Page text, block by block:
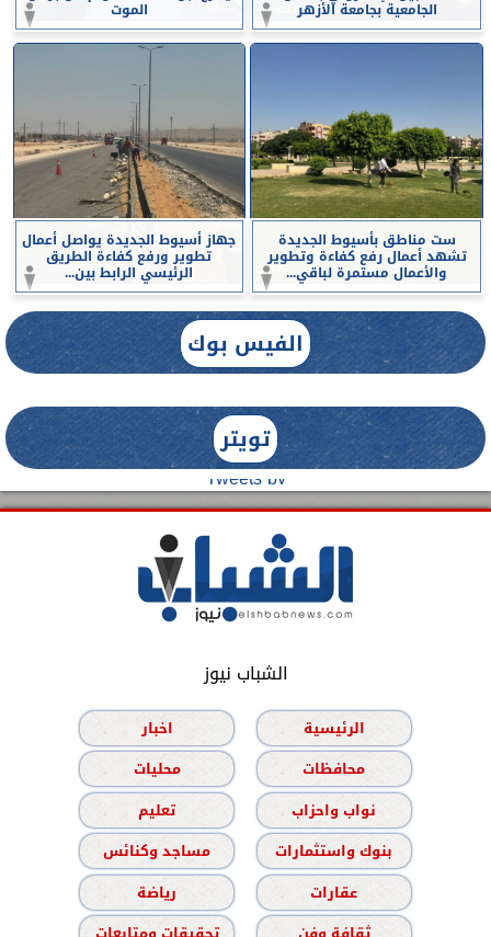
الجامعية بجامعة الأزهر الموت
ست مناطق بأسيوط الجديدة
تشهد أعمال رفع كفاءة وتطوير
والأعمال مستمرة لباقي...
جهاز أسيوط الجديدة يواصل أعمال
تطوير ورفع كفاءة الطريق
الرئيسي الرابط بين...
الفيس بوك
تويتر
Tweets by
الشباب نيوز
الرئيسية
اخبار
محافظات
محليات
نواب واحزاب
تعليم
بنوك واستثمارات
مساجد وكنائس
عقارات
رياضة